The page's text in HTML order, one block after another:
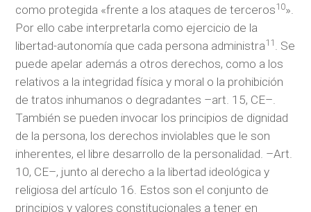
como protegida «frente a los ataques de terceros10».
Por ello cabe interpretarla como ejercicio de la
libertad-autonomía que cada persona administra11 . Se
puede apelar además a otros derechos, como a los
relativos a la integridad física y moral o la prohibición
de tratos inhumanos o degradantes –art. 15, CE–.
También se pueden invocar los principios de dignidad
de la persona, los derechos inviolables que le son
inherentes, el libre desarrollo de la personalidad. –Art.
10, CE–, junto al derecho a la libertad ideológica y
religiosa del artículo 16. Estos son el conjunto de
principios y valores constitucionales a tener en